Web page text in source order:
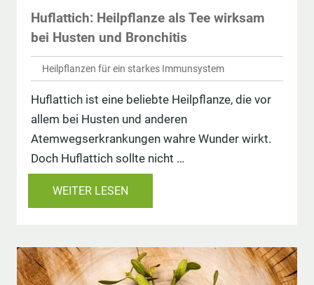
Huflattich: Heilpflanze als Tee wirksam
bei Husten und Bronchitis
Heilpflanzen für ein starkes Immunsystem
Huflattich ist eine beliebte Heilpflanze, die vor
allem bei Husten und anderen
Atemwegserkrankungen wahre Wunder wirkt.
Doch Huflattich sollte nicht …
WEITER LESEN